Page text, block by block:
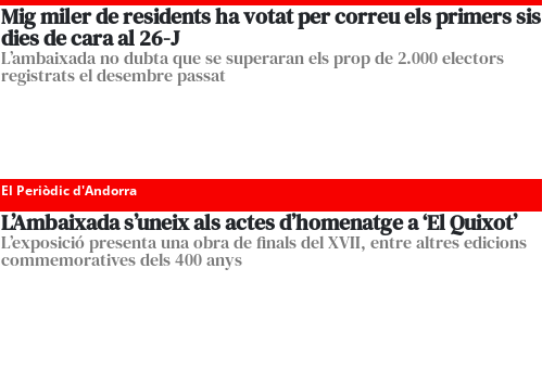
Mig miler de residents ha votat per correu els primers sis
dies de cara al 26-J
L’ambaixada no dubta que se superaran els prop de 2.000 electors
registrats el desembre passat
El Periòdic d'Andorra
L’Ambaixada s’uneix als actes d’homenatge a ‘El Quixot’
L’exposició presenta una obra de finals del XVII, entre altres edicions
commemoratives dels 400 anys